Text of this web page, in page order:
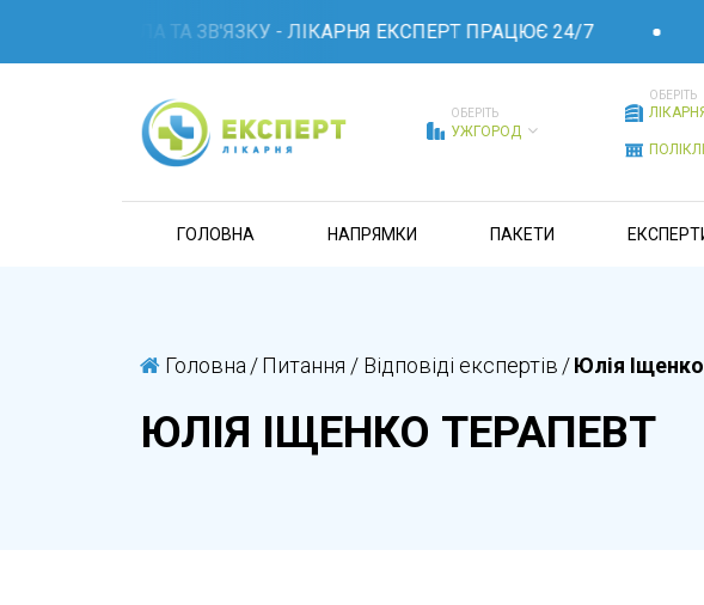
СВІТЛА ТА ЗВ'ЯЗКУ - ЛІКАРНЯ ЕКСПЕРТ ПРАЦЮЄ 24/7
ОБЕРІТЬ
УЖГОРОД
ОБЕРІТЬ
ГОЛОВНА НАПРЯМКИ ПАКЕТИ
Головна /Питання / Відповіді експертів /Юлія
ЮЛІЯ ІЩЕНКО ТЕРАПЕВТ